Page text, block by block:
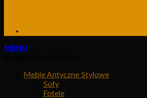
MENU
Meble Antyczne Stylowe
Sofy
Fotele